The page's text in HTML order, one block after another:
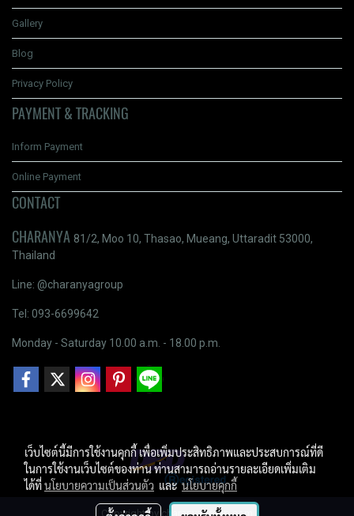
Gallery
Blog
Privacy Policy
PAYMENT & TRACKING
Inform Payment
Online Payment
CONTACT
CHARANYA 81/2, Moo 10, Thasao, Mueang, Uttaradit 53000,
Thailand
Line: @charanyagroup
Tel: 093-6699642
Monday - Saturday 10.00 a.m. - 18.00 p.m.
Copyright by charanyagroup.com
เว็บไซต์นี้มีการใช้งานคุกกี้ เพื่อเพิ่มประสิทธิภาพและประสบการณ์ที่ดี
ในการใช้งานเว็บไซต์ของท่าน ท่านสามารถอ่านรายละเอียดเพิ่มเติม
ได้ที่นโยบายความเป็นส่วนตัว และนโยบายคุกกี้